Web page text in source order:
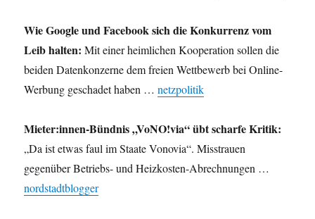
Wie Google und Facebook sich die Konkurrenz vom
Leib halten: Mit einer heimlichen Kooperation sollen die
beiden Datenkonzerne dem freien Wettbewerb bei Online-
Werbung geschadet haben …netzpolitik
Mieter:innen-Bündnis „VoNO!via“ übt scharfe Kritik:
„Da ist etwas faul im Staate Vonovia“. Misstrauen
gegenüber Betriebs- und Heizkosten-Abrechnungen …
nordstadtblogger